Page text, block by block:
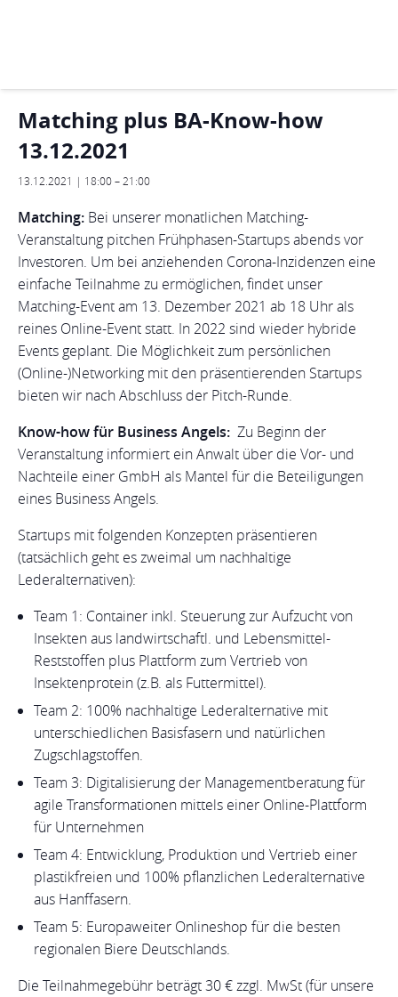
Matching plus BA-Know-how
13.12.2021
13.12.2021 | 18:00– 21:00
Matching: Bei unserer monatlichen Matching-
Veranstaltung pitchen Frühphasen-Startups abends vor
Investoren. Um bei anziehenden Corona-Inzidenzen eine
einfache Teilnahme zu ermöglichen, findet unser
Matching-Event am 13. Dezember 2021 ab 18 Uhr als
reines Online-Event statt. In 2022 sind wieder hybride
Events geplant. Die Möglichkeit zum persönlichen
(Online-)Networking mit den präsentierenden Startups
bieten wir nach Abschluss der Pitch-Runde.
Know-how für Business Angels: Zu Beginn der
Veranstaltung informiert ein Anwalt über die Vor- und
Nachteile einer GmbH als Mantel für die Beteiligungen
eines Business Angels.
Startups mit folgenden Konzepten präsentieren
(tatsächlich geht es zweimal um nachhaltige
Lederalternativen):
Team 1: Container inkl. Steuerung zur Aufzucht von
Insekten aus landwirtschaftl. und Lebensmittel-
Reststoffen plus Plattform zum Vertrieb von
Insektenprotein (z.B. als Futtermittel).
Team 2: 100% nachhaltige Lederalternative mit
unterschiedlichen Basisfasern und natürlichen
Zugschlagstoffen.
Team 3: Digitalisierung der Managementberatung für
agile Transformationen mittels einer Online-Plattform
für Unternehmen
Team 4: Entwicklung, Produktion und Vertrieb einer
plastikfreien und 100% pflanzlichen Lederalternative
aus Hanffasern.
Team 5: Europaweiter Onlineshop für die besten
regionalen Biere Deutschlands.
Die Teilnahmegebühr beträgt 30 € zzgl. MwSt (für unsere